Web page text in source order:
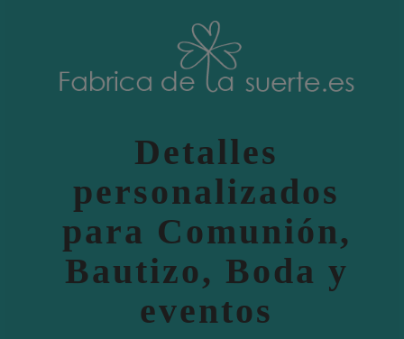
Detalles
personalizados
para Comunión,
Bautizo, Boda y
eventos